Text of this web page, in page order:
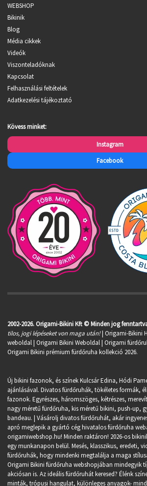
WEBSHOP
Bikinik
Blog
Média cikkek
Videók
Viszonteladóknak
Kapcsolat
Felhasználási feltételek
Adatkezelési tájékoztató
Kövess minket:
Instagram
Facebook
2002-2026. Origami-Bikini Kft © Minden jog
tilos, jogi lépéseket von maga után!| Origami-Bikini
weboldal | Origami Bikini Weboldal | Origami
Origami Bikini prémium fürdőruha kollekció 2026.
Új bikini fazonok, és színek Kulcsár Edina, Hódi
ajánlásával. Divatos fürdőruhák, tökéletes formák,
fazonok. Egyrészes, háromszöges, kétrészes,
nagy méretű fürdőruha, kis méretű bikini, push-up,
bandeau. | Vásárolj divatos fürdőruhát, akár
apró meglepik a gyártó cég hivatalos fürdőruha
origamiwebshop.hu! Minden raktáron! 2026-os
egy munkanapon belül. Mesés, klasszikus, eredeti,
fürdőruhák, hogy mindenki megtalálja a maga
Origami Bikini fürdőruha webshopjában mindegyik
akciósan is. Az ideális fürdőruhát keresed? Élénk
minták, trópusi hangulat, különleges anyagok-